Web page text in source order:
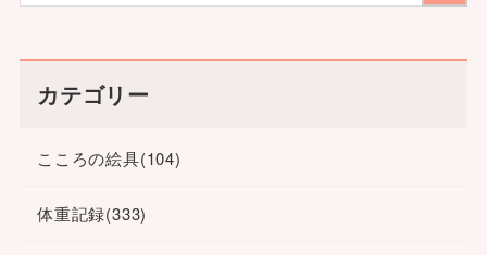
カテゴリー
こころの絵具(104)
体重記録(333)